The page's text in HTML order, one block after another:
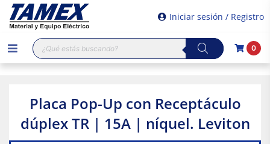
Iniciar sesión / Registro
Búsqueda
de
productos
0
Placa Pop-Up con Receptáculo
dúplex TR | 15A | níquel. Leviton